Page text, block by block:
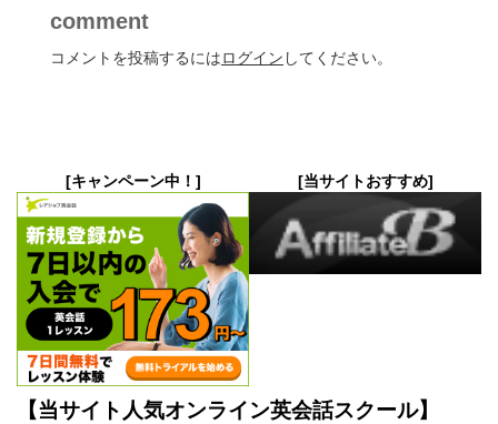
comment
コメントを投稿するにはログイン してください。
[キャンペーン中！] [当サイトおすすめ]
【当サイト人気オンライン英会話スクール】